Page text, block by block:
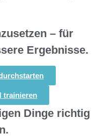
– für
Ergebnisse.
trainieren
Dinge richtig